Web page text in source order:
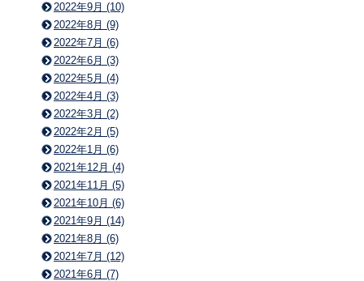
2022年9月 (10)
2022年8月 (9)
2022年7月 (6)
2022年6月 (3)
2022年5月 (4)
2022年4月 (3)
2022年3月 (2)
2022年2月 (5)
2022年1月 (6)
2021年12月 (4)
2021年11月 (5)
2021年10月 (6)
2021年9月 (14)
2021年8月 (6)
2021年7月 (12)
2021年6月 (7)